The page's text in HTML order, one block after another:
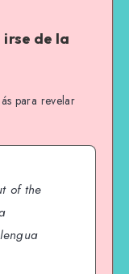
de la
para revelar
of the